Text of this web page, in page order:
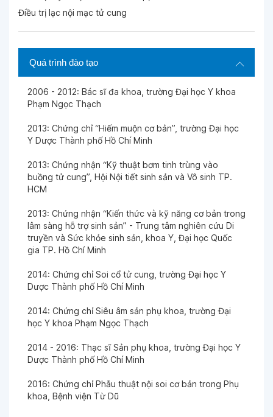
Điều trị lạc nội mạc tử cung
Quá trình đào tạo
2006 - 2012: Bác sĩ đa khoa, trường Đại học Y khoa
Phạm Ngọc Thạch
2013: Chứng chỉ “Hiếm muộn cơ bản”, trường Đại học
Y Dược Thành phố Hồ Chí Minh
2013: Chứng nhận “Kỹ thuật bơm tinh trùng vào
buồng tử cung”, Hội Nội tiết sinh sản và Vô sinh TP.
HCM
2013: Chứng nhận “Kiến thức và kỹ năng cơ bản trong
lâm sàng hỗ trợ sinh sản” - Trung tâm nghiên cứu Di
truyền và Sức khỏe sinh sản, khoa Y, Đại học Quốc
gia TP. Hồ Chí Minh
2014: Chứng chỉ Soi cổ tử cung, trường Đại học Y
Dược Thành phố Hồ Chí Minh
2014: Chứng chỉ Siêu âm sản phụ khoa, trường Đại
học Y khoa Phạm Ngọc Thạch
2014 - 2016: Thạc sĩ Sản phụ khoa, trường Đại học Y
Dược Thành phố Hồ Chí Minh
2016: Chứng chỉ Phẫu thuật nội soi cơ bản trong Phụ
khoa, Bệnh viện Từ Dũ
BS chuyên nghiệp
Ngày 01-03-2023
BS và dịch vụ BV đều rất tốt
BS thân thiện
BS rất tốt
Ngày 01-03-2023
Ngày 21-02-2023
BS rất tốt